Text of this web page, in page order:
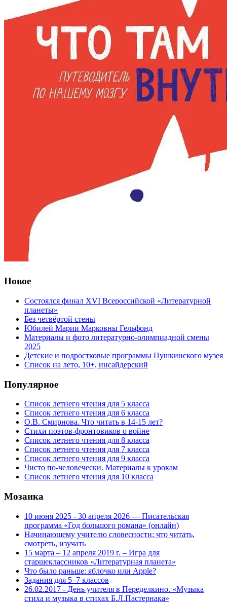
Новое
Состоялся финал XVI Всероссийской «Литературной
планеты»
Без четвёртой стены
Юбилей Марии Марковны Гельфонд
Материалы и фото литературно-олимпиадной смены
2025
Детские и подростковые программы Пушкинского музея
Список на лето, 10+, инсайдерский
Популярное
Список летнего чтения для 5 класса
Список летнего чтения для 6 класса
О.В. Смирнова. Что читать в 14-15 лет?
Стихи поэтов-фронтовиков о войне
Список летнего чтения для 8 класса
Список летнего чтения для 7 класса
Список летнего чтения для 9 класса
Чисто по-человечески. Материалы к урокам
Список летнего чтения для 10 класса
Мозаика
10 июня 2025 - 30 апреля 2026 — Писательская
программа «Год большого романа» (онлайн)
Начинающему учителю словесности: что читать,
смотреть, изучать
15 марта – 12 апреля 2019 г. – Игра для
старшеклассников «Литературная планета»
Что было раньше: яблочко или Apple?
Задания для 5–7 классов
26.02.2017 - День учителя в Переделкино. «Музыка
стиха и музыка в стихах Б.Л.Пастернака»